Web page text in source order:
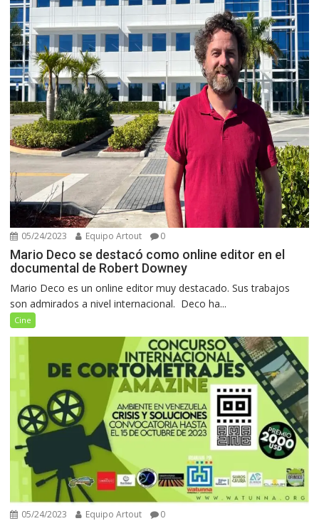
05/24/2023 Equipo Artout 0
Mario Deco se destacó como online editor en el
documental de Robert Downey
Mario Deco es un online editor muy destacado. Sus trabajos
son admirados a nivel internacional. Deco ha...
Cine
05/24/2023 Equipo Artout 0